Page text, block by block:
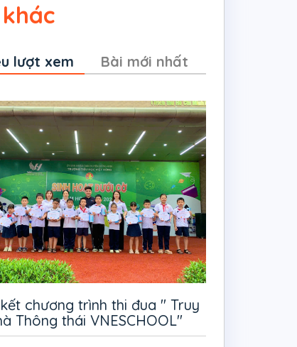
lượt xem Bài mới nhất
chương trình thi đua " Truy
Thông thái VNESCHOOL"